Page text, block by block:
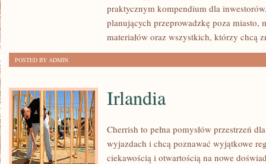
praktycznym kompendium dla
planujących przeprowadzkę poza miasto,
materiałów oraz wszystkich, którzy chcą
POSTED BY ADMIN
Irlandia
Cherrish to pełna pomysłów przestrzeń
wyjazdach i chcą poznawać wyjątkowe
ciekawością i otwartością na nowe